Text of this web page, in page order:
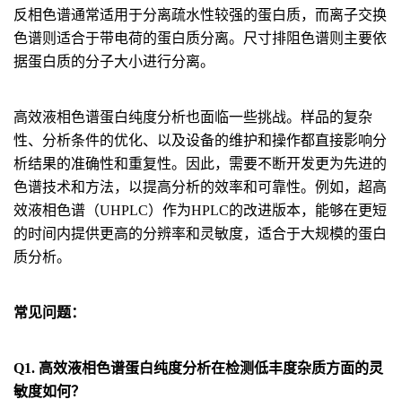
反相色谱通常适用于分离疏水性较强的蛋白质，而离子交换
色谱则适合于带电荷的蛋白质分离。尺寸排阻色谱则主要依
据蛋白质的分子大小进行分离。
高效液相色谱蛋白纯度分析也面临一些挑战。样品的复杂
性、分析条件的优化、以及设备的维护和操作都直接影响分
析结果的准确性和重复性。因此，需要不断开发更为先进的
色谱技术和方法，以提高分析的效率和可靠性。例如，超高
效液相色谱（UHPLC）作为HPLC的改进版本，能够在更短
的时间内提供更高的分辨率和灵敏度，适合于大规模的蛋白
质分析。
常见问题：
Q1. 高效液相色谱蛋白纯度分析在检测低丰度杂质方面的灵
敏度如何？